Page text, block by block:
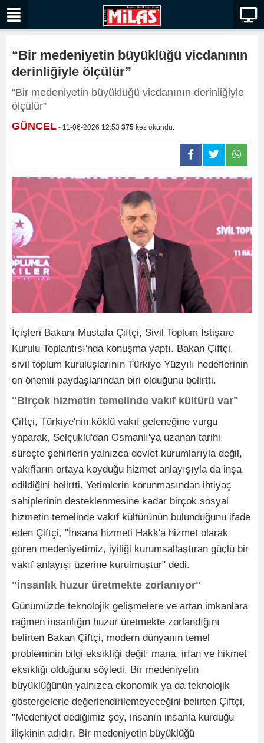
“Bir medeniyetin büyüklüğü vicdanının
derinliğiyle ölçülür”
“Bir medeniyetin büyüklüğü vicdanının derinliğiyle
ölçülür”
GÜNCEL - 11-06-2026 12:53 375 kez okundu.
İçişleri Bakanı Mustafa Çiftçi, Sivil Toplum İstişare
Kurulu Toplantısı'nda konuşma yaptı. Bakan Çiftçi,
sivil toplum kuruluşlarının Türkiye Yüzyılı hedeflerinin
en önemli paydaşlarından biri olduğunu belirtti.
"Birçok hizmetin temelinde vakıf kültürü var"
Çiftçi, Türkiye'nin köklü vakıf geleneğine vurgu
yaparak, Selçuklu'dan Osmanlı'ya uzanan tarihi
süreçte şehirlerin yalnızca devlet kurumlarıyla değil,
vakıfların ortaya koyduğu hizmet anlayışıyla da inşa
edildiğini belirtti. Yetimlerin korunmasından ihtiyaç
sahiplerinin desteklenmesine kadar birçok sosyal
hizmetin temelinde vakıf kültürünün bulunduğunu ifade
eden Çiftçi, "İnsana hizmeti Hakk'a hizmet olarak
gören medeniyetimiz, iyiliği kurumsallaştıran güçlü bir
vakıf anlayışı üzerine kurulmuştur" dedi.
"İnsanlık huzur üretmekte zorlanıyor"
Günümüzde teknolojik gelişmelere ve artan imkanlara
rağmen insanlığın huzur üretmekte zorlandığını
belirten Bakan Çiftçi, modern dünyanın temel
probleminin bilgi eksikliği değil; mana, irfan ve hikmet
eksikliği olduğunu söyledi. Bir medeniyetin
büyüklüğünün yalnızca ekonomik ya da teknolojik
göstergelerle değerlendirilemeyeceğini belirten Çiftçi,
"Medeniyet dediğimiz şey, insanın insanla kurduğu
ilişkinin adıdır. Bir medeniyetin büyüklüğü